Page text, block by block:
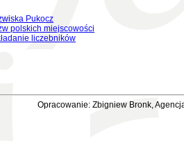
Pukocz
polskich miejscowości
liczebników
Opracowanie: Zbigniew Bronk,